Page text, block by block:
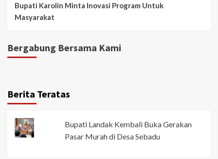
Bupati Karolin Minta Inovasi Program Untuk
Masyarakat
Bergabung Bersama Kami
Berita Teratas
Bupati Landak Kembali Buka Gerakan
Pasar Murah di Desa Sebadu